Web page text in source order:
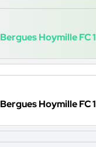
Bergues Hoymille FC 1
Bergues Hoymille FC 1